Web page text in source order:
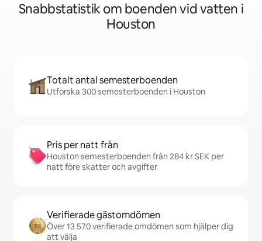
Snabbstatistik om boenden vid vatten i
Houston
Totalt antal semesterboenden
Utforska 300 semesterboenden i Houston
Pris per natt från
Houston semesterboenden från 284 kr SEK per
natt före skatter och avgifter
Verifierade gästomdömen
Över 13 570 verifierade omdömen som hjälper dig
att välja